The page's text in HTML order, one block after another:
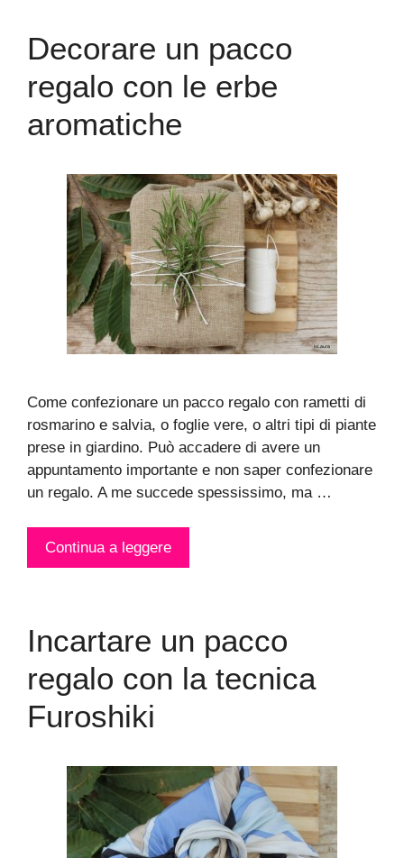
Decorare un pacco
regalo con le erbe
aromatiche
Come confezionare un pacco regalo con rametti di
rosmarino e salvia, o foglie vere, o altri tipi di piante
prese in giardino. Può accadere di avere un
appuntamento importante e non saper confezionare
un regalo. A me succede spessissimo, ma …
Continua a leggere
Incartare un pacco
regalo con la tecnica
Furoshiki